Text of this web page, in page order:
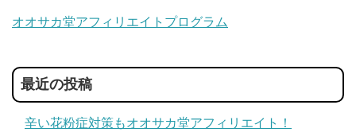
オオサカ堂アフィリエイトプログラム
最近の投稿
辛い花粉症対策もオオサカ堂アフィリエイト！